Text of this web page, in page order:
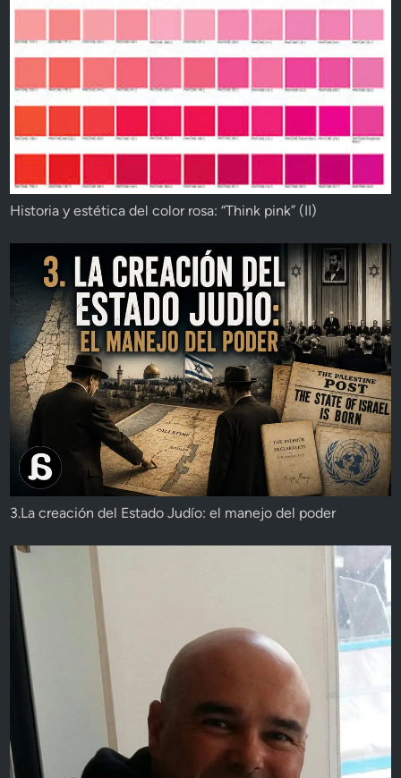
Historia y estética del color rosa: “Think pink” (II)
3.La creación del Estado Judío: el manejo del poder